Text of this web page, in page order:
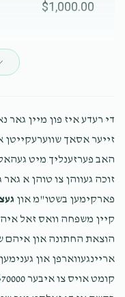
2
שלמה
$1,000.00
$100.00
$500.00
$250.00
די רעדע איז פון מיין
זייער אסאך שווערעקייטן
האב פערזענליך מיט
זוכה געווהן צו טוהן א גאר
פארקימען בשטו"מ און
קיין משפחה וואס זאל
הוצאת החתונה און איהם
אריינגעווארפן און